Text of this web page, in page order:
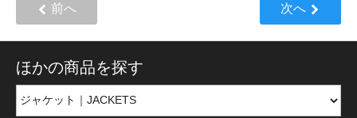
前へ 次へ
ほかの商品を探す